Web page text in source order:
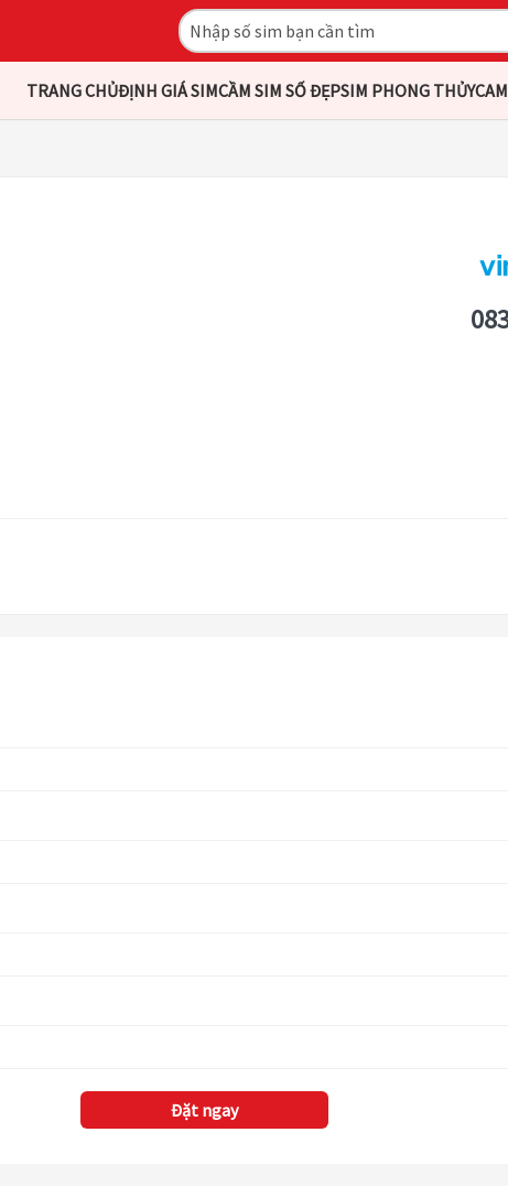
TRANG CHỦĐỊNH GIÁ SIMCẦM SIM SỐ ĐẸPSIM PHONG THỦY
Đặt ngay